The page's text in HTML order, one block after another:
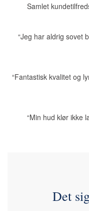
Samlet
“Jeg har aldrig sovet
“Fantastisk kvalitet og
“Min hud klør ikke
Det